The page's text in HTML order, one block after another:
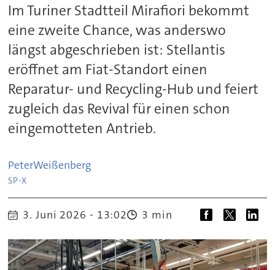
Im Turiner Stadtteil Mirafiori bekommt
eine zweite Chance, was anderswo
längst abgeschrieben ist: Stellantis
eröffnet am Fiat-Standort einen
Reparatur- und Recycling-Hub und feiert
zugleich das Revival für einen schon
eingemotteten Antrieb.
PeterWeißenberg
SP-X
3. Juni 2026 - 13:02 3 min